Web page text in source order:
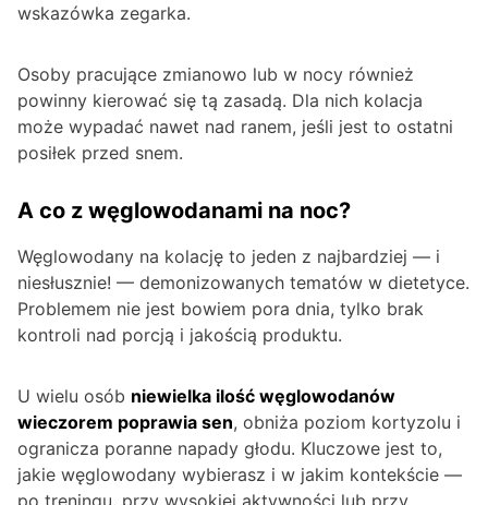
wskazówka zegarka.
Osoby pracujące zmianowo lub w nocy również
powinny kierować się tą zasadą. Dla nich kolacja
może wypadać nawet nad ranem, jeśli jest to ostatni
posiłek przed snem.
A co z węglowodanami na noc?
Węglowodany na kolację to jeden z najbardziej — i
niesłusznie! — demonizowanych tematów w dietetyce.
Problemem nie jest bowiem pora dnia, tylko brak
kontroli nad porcją i jakością produktu.
U wielu osób niewielka ilość węglowodanów
wieczorem poprawia sen, obniża poziom kortyzolu i
ogranicza poranne napady głodu. Kluczowe jest to,
jakie węglowodany wybierasz i w jakim kontekście —
po treningu, przy wysokiej aktywności lub przy